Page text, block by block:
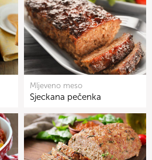
Mljeveno meso
Sjeckana pečenka